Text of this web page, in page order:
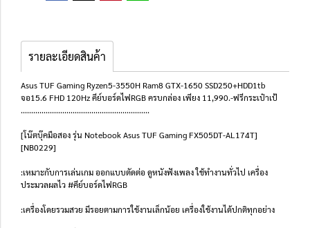
รายละเอียดสินค้า
Asus TUF Gaming Ryzen5-3550H Ram8 GTX-1650 SSD250+HDD1tb
จอ15.6 FHD 120Hz คีย์บอร์ดไฟRGB ครบกล่อง เพียง 11,990.-ฟรีกระเป๋าเป้
..............................................................
[โน๊ตบุ๊คมือสอง รุ่น Notebook Asus TUF Gaming FX505DT-AL174T]
[NB0229]
:เหมาะกับการเล่นเกม ออกแบบตัดต่อ ดูหนังฟังเพลง ใช้ทำงานทั่วไป เครื่อง
ประมวลผลไว #คีย์บอร์ดไฟRGB
:เครื่องโดยรวมสวย มีรอยตามการใช้งานเล็กน้อย เครื่องใช้งานได้ปกติทุกอย่าง